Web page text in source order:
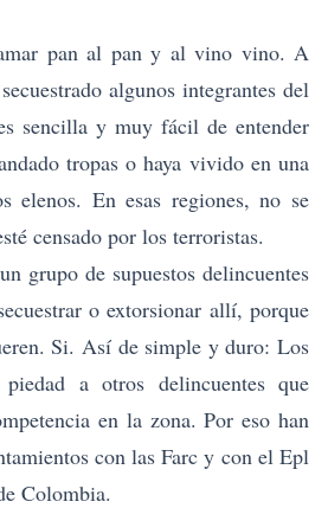
pan al pan y al vino vino. A
algunos integrantes del
sencilla y muy fácil de entender
tropas o haya vivido en una
elenos. En esas regiones, no se
censado por los terroristas.
de supuestos delincuentes
o extorsionar allí, porque
Si. Así de simple y duro: Los
a otros delincuentes que
en la zona. Por eso han
con las Farc y con el Epl
Colombia.